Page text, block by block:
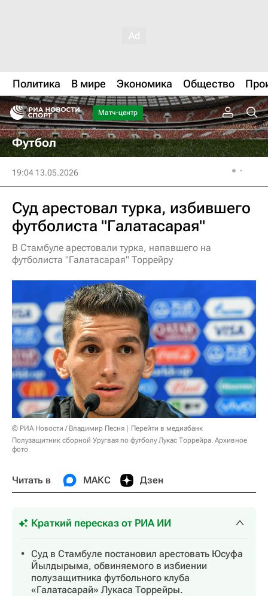
Политика В мире Экономика Общество
Матч-центр
Футбол
19:04 13.05.2026
Суд арестовал турка, избившего
футболиста "Галатасарая"
В Стамбуле арестовали турка, напавшего на
футболиста "Галатасарая" Торрейру
© РИА Новости / Владимир Песня
Перейти в медиабанк
Полузащитник сборной Уругвая по футболу Лукас Торрейра. Архивное
фото
Читать в МАКС Дзен
Краткий пересказ от РИА ИИ
Суд в Стамбуле постановил арестовать Юсуфа
Йылдырыма, обвиняемого в избиении
полузащитника футбольного клуба
«Галатасарай» Лукаса Торрейры.